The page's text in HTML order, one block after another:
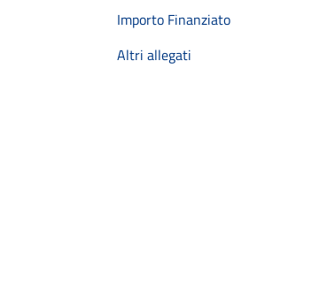
Importo Finanziato
Altri allegati